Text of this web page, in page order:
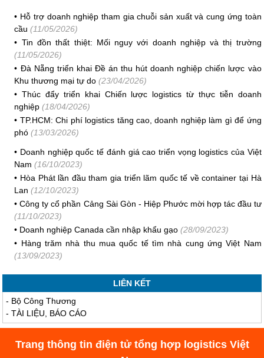
• Hỗ trợ doanh nghiệp tham gia chuỗi sản xuất và cung ứng toàn
cầu (11/05/2026)
• Tin đồn thất thiệt: Mối nguy với doanh nghiệp và thị trường
(11/05/2026)
• Đà Nẵng triển khai Đề án thu hút doanh nghiệp chiến lược vào
Khu thương mại tự do (23/04/2026)
•Thúc đẩy triển khai Chiến lược logistics từ thực tiễn doanh
nghiệp (18/04/2026)
• TP.HCM: Chi phí logistics tăng cao, doanh nghiệp làm gì để ứng
phó (13/03/2026)
• Doanh nghiệp quốc tế đánh giá cao triển vọng logistics của Việt
Nam (16/10/2023)
• Hòa Phát lần đầu tham gia triển lãm quốc tế về container tại Hà
Lan (12/10/2023)
•Công ty cổ phần Cảng Sài Gòn - Hiệp Phước mời hợp tác đầu tư
(11/10/2023)
• Doanh nghiệp Canada cần nhập khẩu gạo (28/09/2023)
• Hàng trăm nhà thu mua quốc tế tìm nhà cung ứng Việt Nam
(13/09/2023)
LIÊN KẾT
- Bộ Công Thương
-TÀI LIỆU, BÁO CÁO
Trang thông tin điện tử tổng hợp logistics Việt